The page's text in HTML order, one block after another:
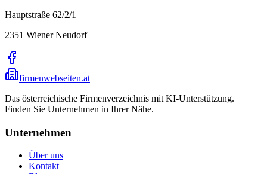
Hauptstraße 62/2/1
2351 Wiener Neudorf
firmenwebseiten.at
Das österreichische Firmenverzeichnis mit KI-Unterstützung.
Finden Sie Unternehmen in Ihrer Nähe.
Unternehmen
Über uns
Kontakt